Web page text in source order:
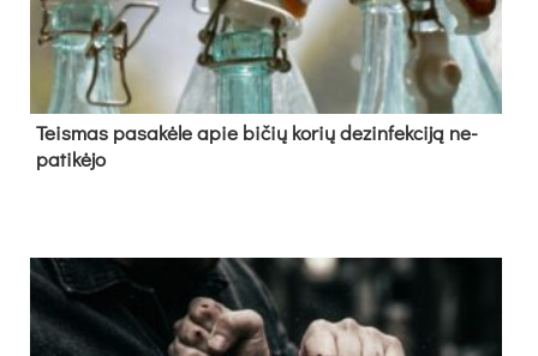
Teis­mas pa­sa­kė­le apie bi­čių ko­rių de­zin­fek­ci­ją ne­
pa­ti­kė­jo